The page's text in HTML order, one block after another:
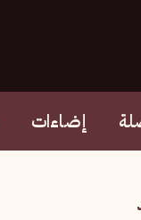
إضاءات